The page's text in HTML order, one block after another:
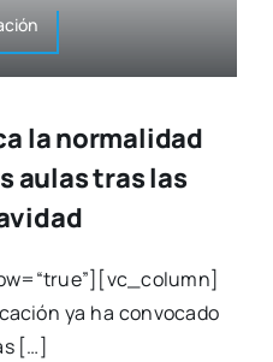
la normalidad
aulas tras las
ya ha con­vo­ca­do
[…]